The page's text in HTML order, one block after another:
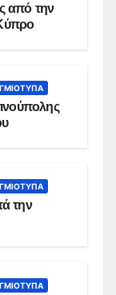
από την
την